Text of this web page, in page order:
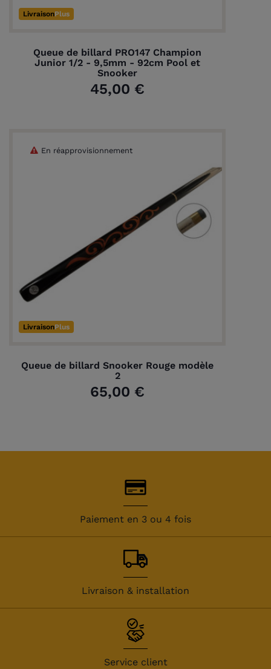
LivraisonPlus
Queue de billard PRO147 Champion
Junior 1/2 - 9,5mm - 92cm Pool et
Snooker
45,00 €
LivraisonPlus
Queue de billard Snooker Rouge modèle
2
65,00 €
En réapprovisionnement
Paiement en 3 ou 4 fois
Livraison & installation
Service client